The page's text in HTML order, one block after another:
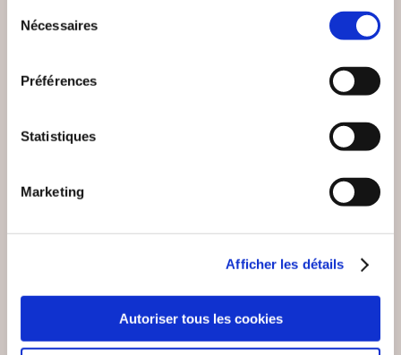
Nécessaires
Préférences
Statistiques
Marketing
Afficher les détails
Autoriser tous les cookies
Coup de
coeur